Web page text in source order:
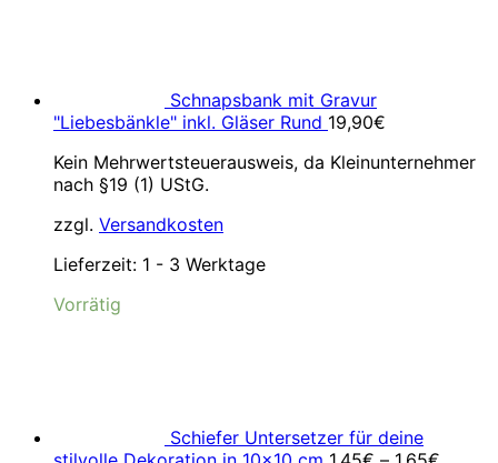
Schnapsbank mit Gravur
"Liebesbänkle" inkl. Gläser Rund 19,90€
Kein Mehrwertsteuerausweis, da Kleinunternehmer
nach §19 (1) UStG.
zzgl. Versandkosten
Lieferzeit: 1 - 3 Werktage
Vorrätig
Schiefer Untersetzer für deine